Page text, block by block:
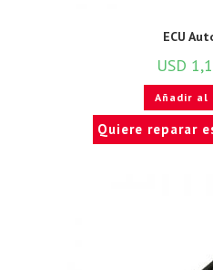
ECU
USD
Añadir
Quiere reparar